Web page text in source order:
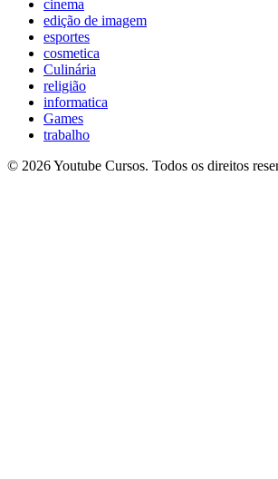
cinema
edição de imagem
esportes
cosmetica
Culinária
religião
informatica
Games
trabalho
© 2026 Youtube Cursos. Todos os direitos